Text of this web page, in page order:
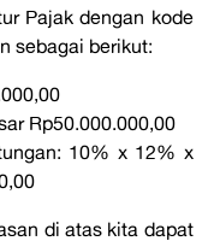
Pajak dengan kode
sebagai berikut:
Rp50.000.000,00
10% x 12% x
di atas kita dapat